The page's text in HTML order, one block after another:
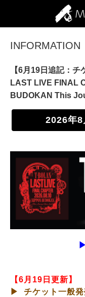
INFORMATION
【6月19日追記：
LAST LIVE FINAL
BUDOKAN This
2026年8
【6月19日更新】
▶ チケット一般